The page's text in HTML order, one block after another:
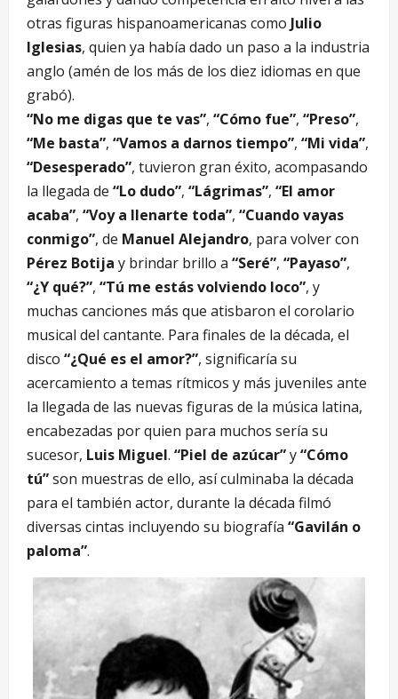
otras figuras hispanoamericanas como Julio
Iglesias, quien ya había dado un paso a la industria
anglo (amén de los más de los diez idiomas en que
grabó).
“No me digas que te vas”, “Cómo fue”, “Preso”,
“Me basta”, “Vamos a darnos tiempo”, “Mi vida”,
“Desesperado”, tuvieron gran éxito, acompasando
la llegada de “Lo dudo”, “Lágrimas”, “El amor
acaba”, “Voy a llenarte toda”, “Cuando vayas
conmigo”, de Manuel Alejandro, para volver con
Pérez Botija y brindar brillo a “Seré”, “Payaso”,
“¿Y qué?”, “Tú me estás volviendo loco”, y
muchas canciones más que atisbaron el corolario
musical del cantante. Para finales de la década, el
disco “¿Qué es el amor?”, significaría su
acercamiento a temas rítmicos y más juveniles ante
la llegada de las nuevas figuras de la música latina,
encabezadas por quien para muchos sería su
sucesor, Luis Miguel. “Piel de azúcar”y“Cómo
tú”son muestras de ello, así culminaba la década
para el también actor, durante la década filmó
diversas cintas incluyendo su biografía “Gavilán o
paloma”.